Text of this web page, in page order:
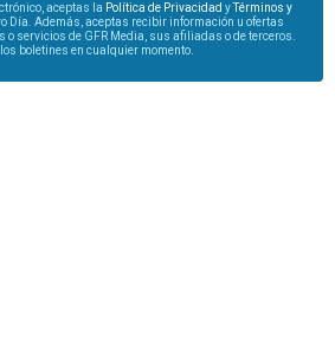
aceptas la Política de Privacidad yTérminos y
Día. Además, aceptas recibir información u ofertas
o servicios de GFR Media, sus afiliadas o de terceros.
boletines en cualquier momento.